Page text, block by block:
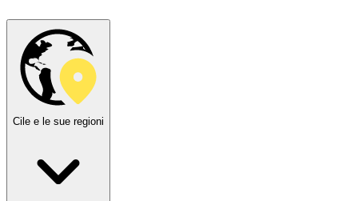
Cile e le sue regioni